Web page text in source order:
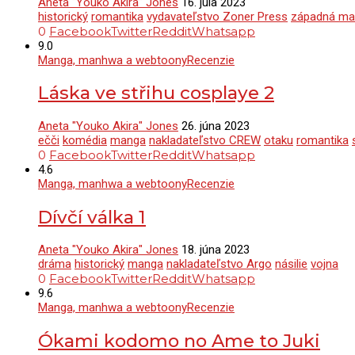
historický romantika vydavateľstvo Zoner Press západná
0 FacebookTwitterRedditWhatsapp
9.0
Manga, manhwa a webtoonyRecenzie
Láska ve střihu cosplaye 2
Aneta "Youko Akira" Jones 26. júna 2023
ečči komédia manga nakladateľstvo CREW otaku romantika
0 FacebookTwitterRedditWhatsapp
4.6
Manga, manhwa a webtoonyRecenzie
Dívčí válka 1
Aneta "Youko Akira" Jones 18. júna 2023
dráma historický manga nakladateľstvo Argo násilie vojna
0 FacebookTwitterRedditWhatsapp
9.6
Manga, manhwa a webtoonyRecenzie
Ókami kodomo no Ame to Juki